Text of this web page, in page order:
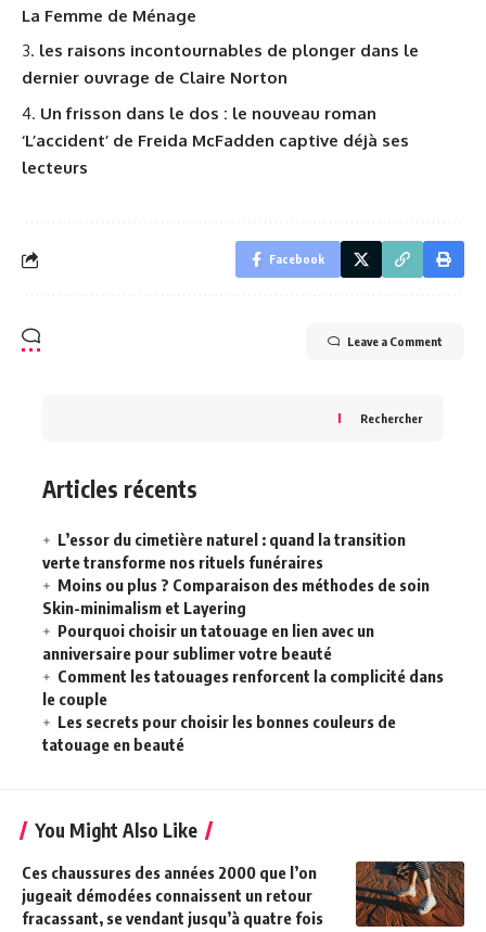
La Femme de Ménage
les raisons incontournables de plonger dans le
dernier ouvrage de Claire Norton
Un frisson dans le dos : le nouveau roman
‘L’accident’ de Freida McFadden captive déjà ses
lecteurs
Facebook
Leave a Comment
Rechercher
Articles récents
L’essor du cimetière naturel : quand la transition
verte transforme nos rituels funéraires
Moins ou plus ? Comparaison des méthodes de soin
Skin-minimalism et Layering
Pourquoi choisir un tatouage en lien avec un
anniversaire pour sublimer votre beauté
Comment les tatouages renforcent la complicité dans
le couple
Les secrets pour choisir les bonnes couleurs de
tatouage en beauté
You Might Also Like
Ces chaussures des années 2000 que l’on
jugeait démodées connaissent un retour
fracassant, se vendant jusqu’à quatre fois